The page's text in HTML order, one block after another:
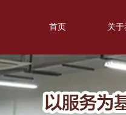
首页 关